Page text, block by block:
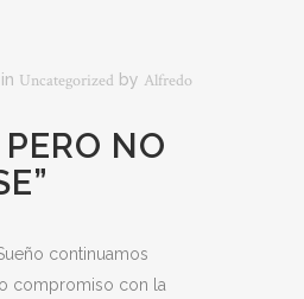
in Uncategorized by Alfredo
NO
continuamos
compromiso con la